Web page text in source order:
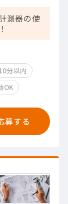
測器の使
分以内
OK
募する